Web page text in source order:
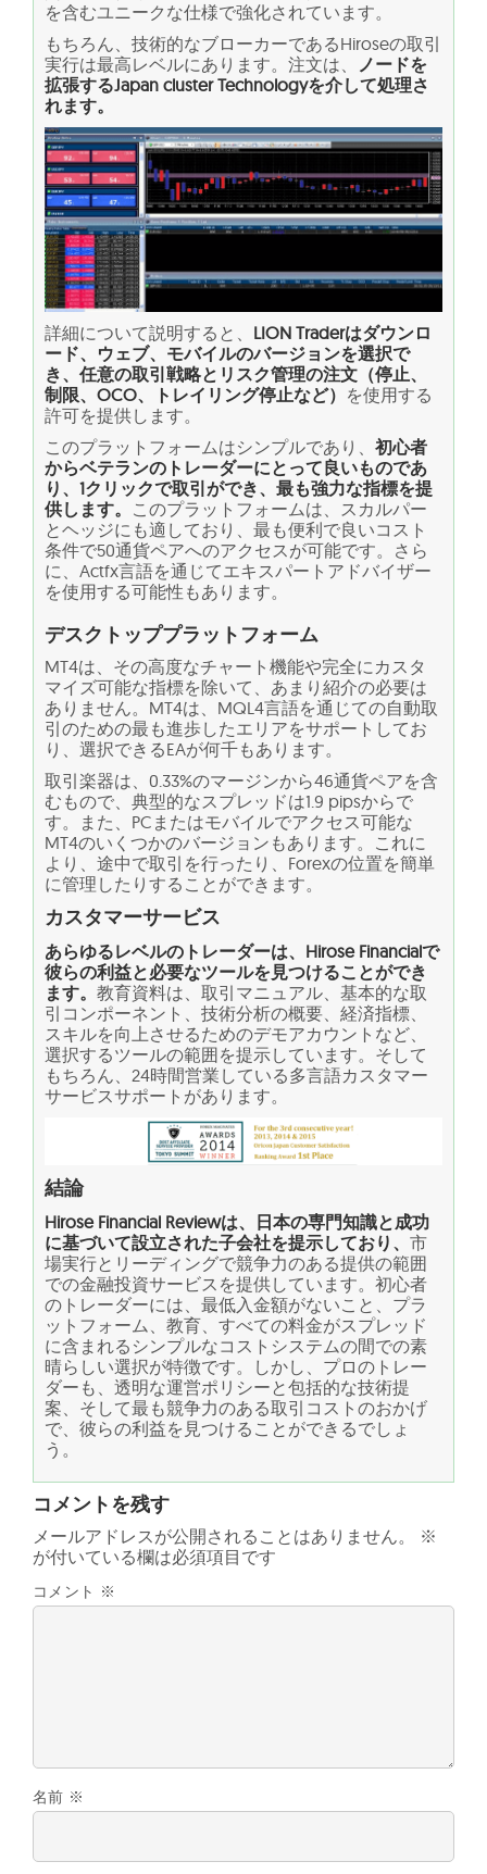
を含むユニークな仕様で強化されています。
もちろん、技術的なブローカーであるHiroseの取引
実行は最高レベルにあります。注文は、
ノードを
拡張するJapan cluster Technologyを介して処理さ
れます。
詳細について説明すると、 LION Traderはダウンロ
ード、ウェブ、モバイルのバージョンを選択で
き、任意の取引戦略とリスク管理の注文（停止、
制限、OCO、トレイリング停止など） を使用する
許可を提供します。
このプラットフォームはシンプルであり、 初心者
からベテランのトレーダーにとって良いものであ
り、1クリックで取引ができ、最も強力な指標を提
供します。 このプラットフォームは、スカルパー
とヘッジにも適しており、最も便利で良いコスト
条件で50通貨ペアへのアクセスが可能です。さら
に、Actfx言語を通じてエキスパートアドバイザー
を使用する可能性もあります。
デスクトッププラットフォーム
MT4は、その高度なチャート機能や完全にカスタ
マイズ可能な指標を除いて、あまり紹介の必要は
ありません。MT4は、MQL4言語を通じての自動取
引のための最も進歩したエリアをサポートしてお
り、選択できるEAが何千もあります。
取引楽器は、0.33%のマージンから46通貨ペアを含
むもので、典型的なスプレッドは1.9 pipsからで
す。また、PCまたはモバイルでアクセス可能な
MT4のいくつかのバージョンもあります。これに
より、途中で取引を行ったり、Forexの位置を簡単
に管理したりすることができます。
カスタマーサービス
あらゆるレベルのトレーダーは、Hirose Financialで
彼らの利益と必要なツールを見つけることができ
ます。 教育資料は、取引マニュアル、基本的な取
引コンポーネント、技術分析の概要、経済指標、
スキルを向上させるためのデモアカウントなど、
選択するツールの範囲を提示しています。そして
もちろん、24時間営業している多言語カスタマー
サービスサポートがあります。
結論
Hirose Financial Reviewは、日本の専門知識と成功
に基づいて設立された子会社を提示しており、 市
場実行とリーディングで競争力のある提供の範囲
での金融投資サービスを提供しています。初心者
のトレーダーには、最低入金額がないこと、プラ
ットフォーム、教育、すべての料金がスプレッド
に含まれるシンプルなコストシステムの間での素
晴らしい選択が特徴です。しかし、プロのトレー
ダーも、透明な運営ポリシーと包括的な技術提
案、そして最も競争力のある取引コストのおかげ
で、彼らの利益を見つけることができるでしょ
う。
コメントを残す
メールアドレスが公開されることはありません。
※
が付いている欄は必須項目です
コメント ※
名前 ※